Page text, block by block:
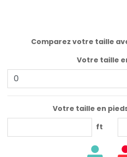
Comparez votre taille
Votre taille
Votre taille en
ft